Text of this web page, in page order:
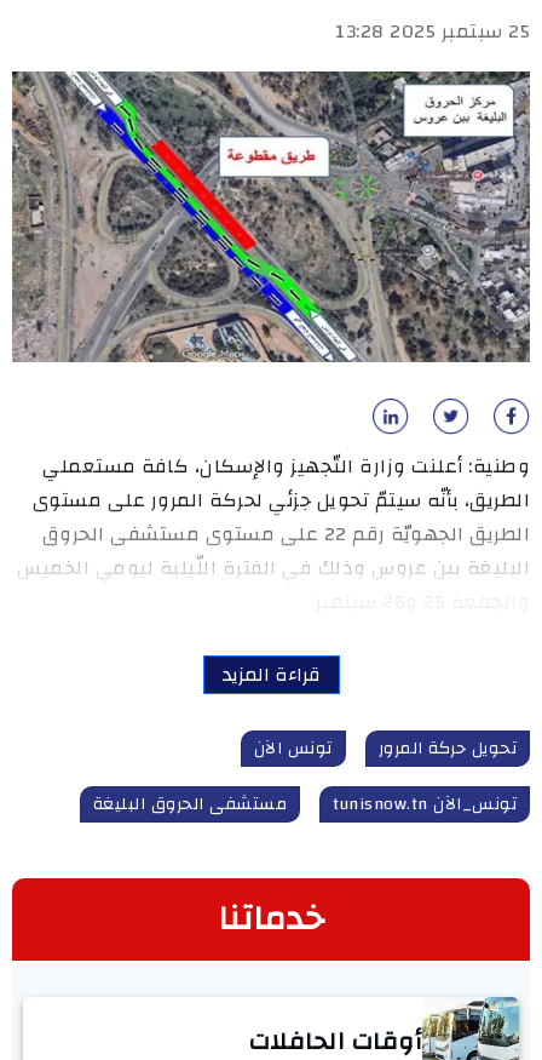
25 سبتمبر 2025 13:28
وطنية: أعلنت وزارة التّجهيز والإسكان، كافة مستعملي
الطريق، بأنّه سيتمّ تحويل جزئي لحركة المرور على مستوى
الطريق الجهويّة رقم 22 على مستوى مستشفى الحروق
البليغة ببن عروس وذلك في الفترة اللّيلية ليومي الخميس
قراءة المزيد
تحويل حركة المرور
تونس الآن
تونس_الآن tunisnow.tn
مستشفى الحروق البليغة
خدماتنا
أوقات الحافلات